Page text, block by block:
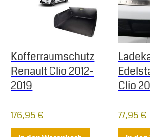
Kofferraumschutz
Renault Clio 2012-
2019
176,95€
Dieses Produkt
Clio
77,95€